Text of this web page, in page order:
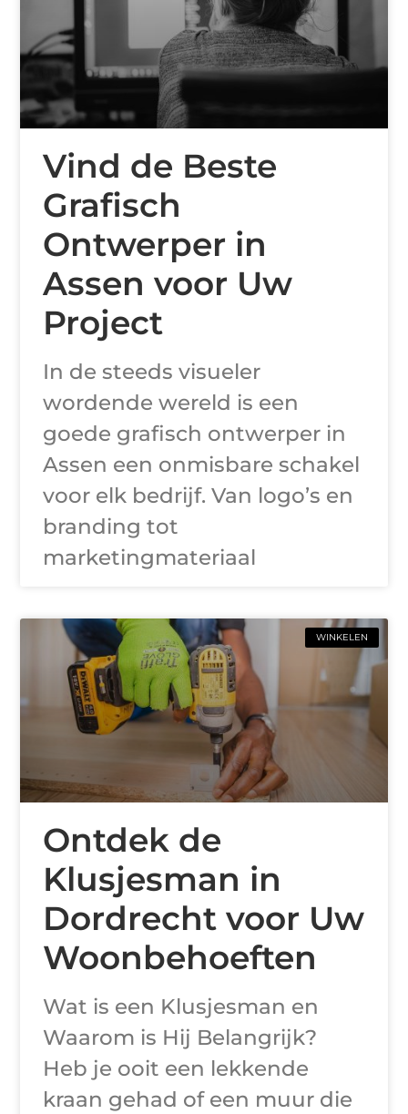
Vind de Beste
Grafisch
Ontwerper in
Assen voor Uw
Project
In de steeds visueler
wordende wereld is een
goede grafisch ontwerper in
Assen een onmisbare schakel
voor elk bedrijf. Van logo’s en
branding tot
marketingmateriaal
WINKELEN
Ontdek de
Klusjesman in
Dordrecht voor Uw
Woonbehoeften
Wat is een Klusjesman en
Waarom is Hij Belangrijk?
Heb je ooit een lekkende
kraan gehad of een muur die